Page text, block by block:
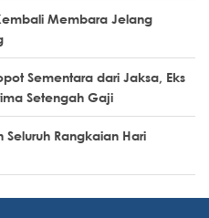
Membara Jelang
Sementara dari Jaksa, Eks
Setengah Gaji
Rangkaian Hari